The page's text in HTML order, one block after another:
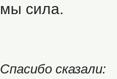
мы сила.
Спасибо сказали: